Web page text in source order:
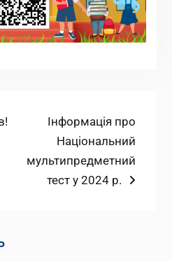
Наступний
запис:
Інформація про
Національний
мультипредметний
тест у 2024 р.